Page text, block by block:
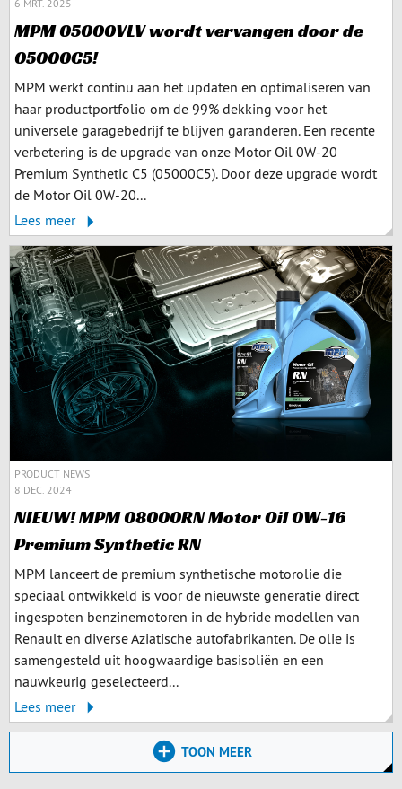
6 MRT. 2025
MPM 05000VLV wordt vervangen door de
05000C5!
MPM werkt continu aan het updaten en optimaliseren van
haar productportfolio om de 99% dekking voor het
universele garagebedrijf te blijven garanderen. Een recente
verbetering is de upgrade van onze Motor Oil 0W-20
Premium Synthetic C5 (05000C5). Door deze upgrade wordt
de Motor Oil 0W-20...
Lees meer
PRODUCT NEWS
8 DEC. 2024
NIEUW! MPM 08000RN Motor Oil 0W-16
Premium Synthetic RN
MPM lanceert de premium synthetische motorolie die
speciaal ontwikkeld is voor de nieuwste generatie direct
ingespoten benzinemotoren in de hybride modellen van
Renault en diverse Aziatische autofabrikanten. De olie is
samengesteld uit hoogwaardige basisoliën en een
nauwkeurig geselecteerd...
Lees meer
TOON MEER